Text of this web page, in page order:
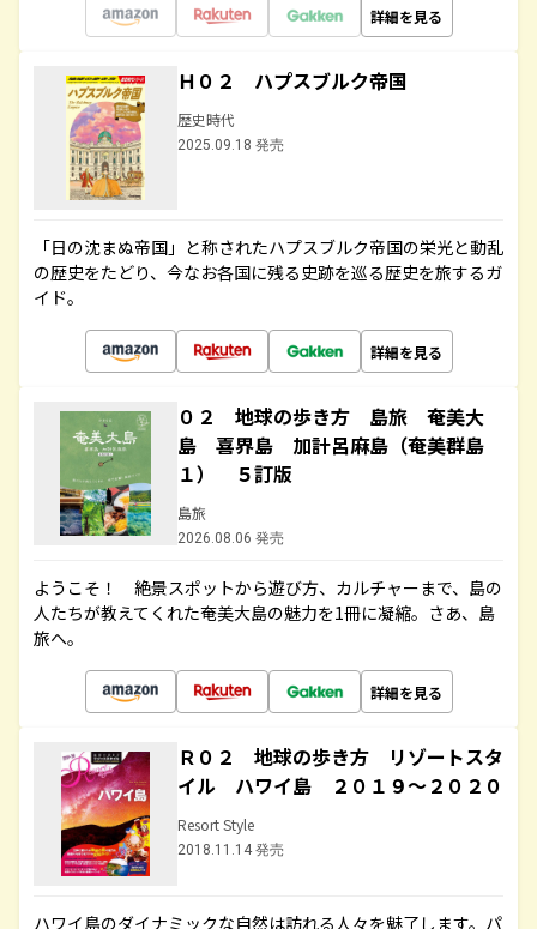
詳細を見る
Ｈ０２ ハプスブルク帝国
歴史時代
2025.09.18 発売
「日の沈まぬ帝国」と称されたハプスブルク帝国の栄光と動乱
の歴史をたどり、今なお各国に残る史跡を巡る歴史を旅するガ
イド。
詳細を見る
０２ 地球の歩き方 島旅 奄美大
島 喜界島 加計呂麻島（奄美群島
１） ５訂版
島旅
2026.08.06 発売
ようこそ！ 絶景スポットから遊び方、カルチャーまで、島の
人たちが教えてくれた奄美大島の魅力を1冊に凝縮。さあ、島
旅へ。
詳細を見る
Ｒ０２ 地球の歩き方 リゾートスタ
イル ハワイ島 ２０１９～２０２０
Resort Style
2018.11.14 発売
ハワイ島のダイナミックな自然は訪れる人々を魅了します。パ